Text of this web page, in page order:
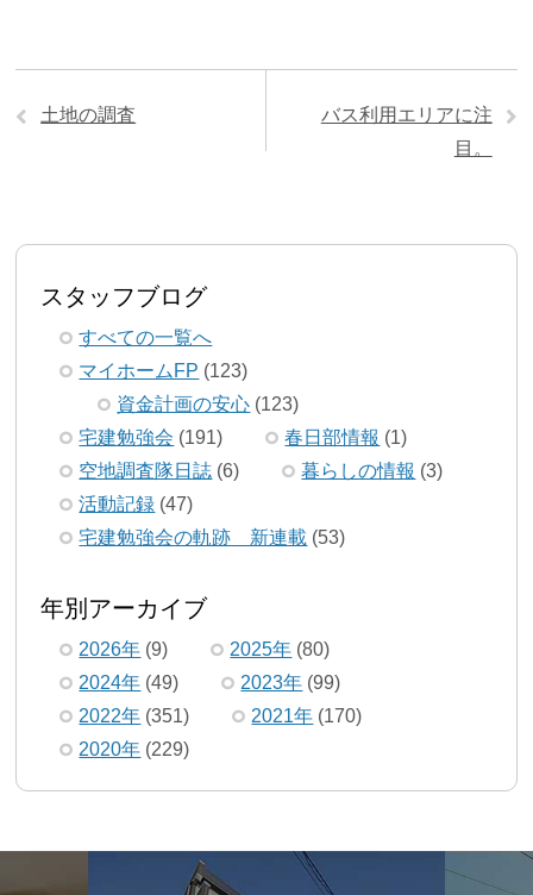
土地の調査
バス利用エリアに注
目。
スタッフブログ
すべての一覧へ
マイホームFP (123)
資金計画の安心 (123)
宅建勉強会 (191) 春日部情報 (1)
空地調査隊日誌 (6) 暮らしの情報 (3)
活動記録 (47)
宅建勉強会の軌跡 新連載 (53)
年別アーカイブ
2026年 (9) 2025年 (80)
2024年 (49) 2023年 (99)
2022年 (351) 2021年 (170)
2020年 (229)